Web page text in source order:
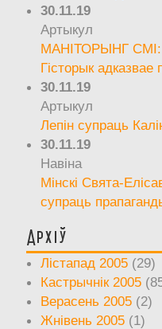
30.11.19
Артыкул
МАНІТОРЫНГ СМІ:
Гісторык
30.11.19
Артыкул
Лепін супраць
30.11.19
Навіна
Мінскі Свята-
супраць
Архіў
Лістапад 2005 (29)
Кастрычнік 2005
Верасень 2005 (2)
Жнівень 2005 (1)